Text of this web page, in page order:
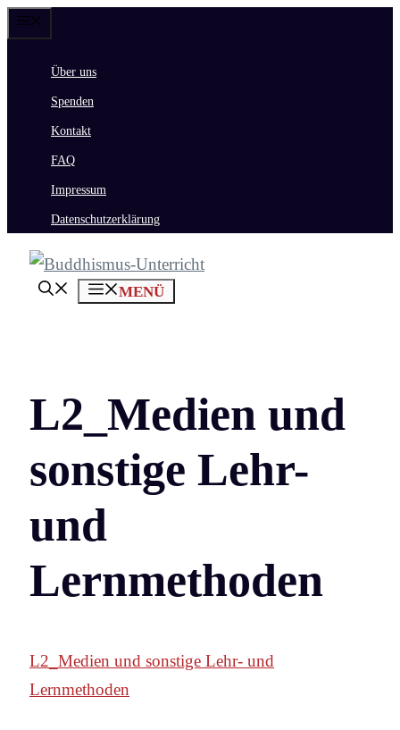
Zum
springenÜber uns
Spenden
Kontakt
FAQ
Impressum
Datenschutzerklärung
MENÜ
L2_Medien und
sonstige Lehr-
und
Lernmethoden
L2_Medien und sonstige Lehr- und
Lernmethoden